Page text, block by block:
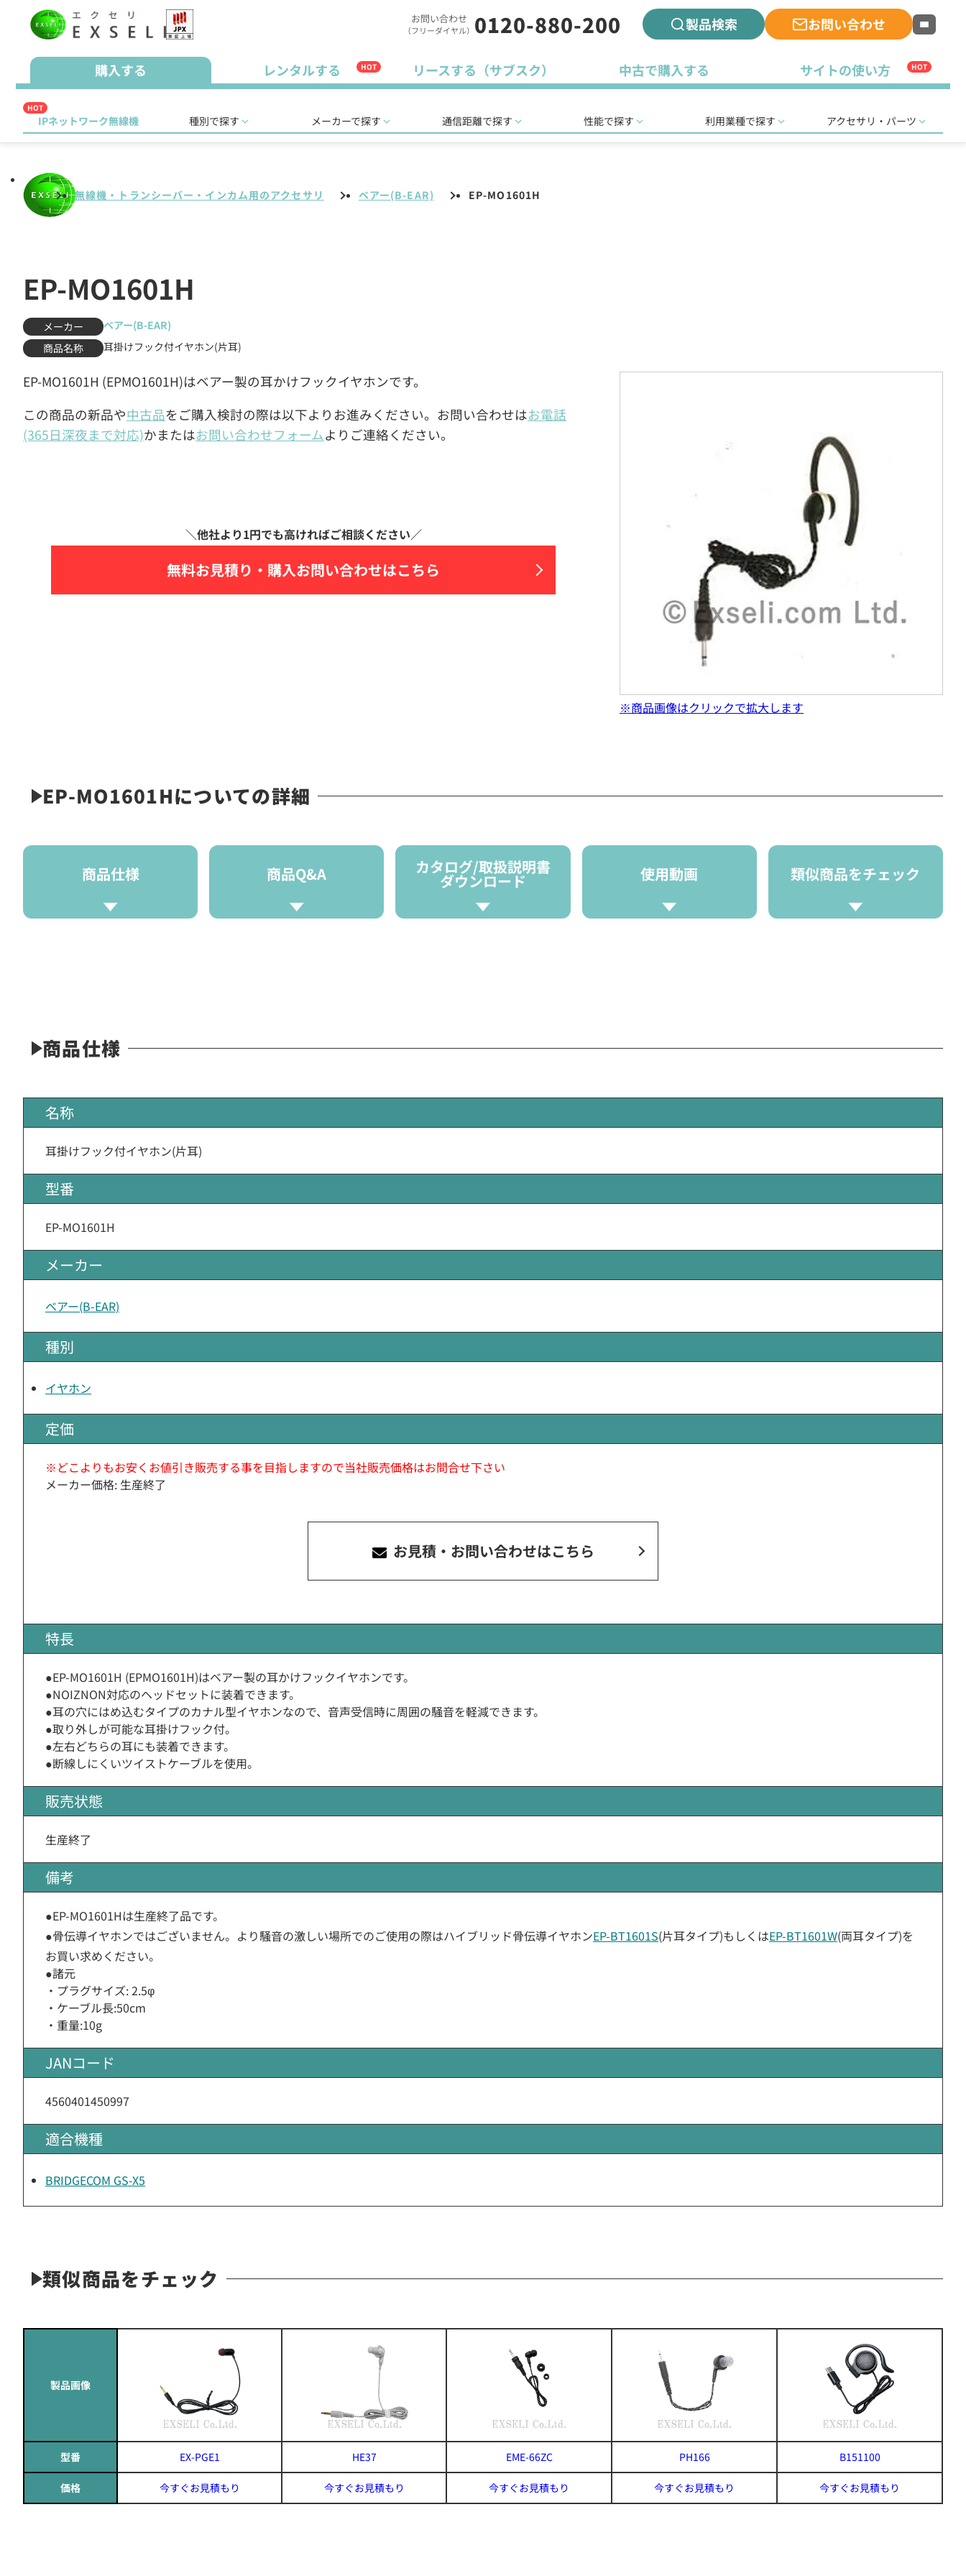
お問い合わせ
（フリーダイヤル） 0120-880-200 製品検索 お問い合わせ
購入する レンタルする HOT リースする（サブスク） 中古で購入する サイトの使い方 HOT
HOT
IPネットワーク無線機 種別で探す メーカーで探す 通信距離で探す 性能で探す 利用業種で探す アクセサリ・パーツ
無線機・トランシーバー・インカム用のアクセサリ ベアー(B-EAR) EP-MO1601H
EP-MO1601H
メーカー
ベアー(B-EAR)
商品名称
耳掛けフック付イヤホン(片耳)
EP-MO1601H (EPMO1601H)はベアー製の耳かけフックイヤホンです。
この商品の新品や中古品をご購入検討の際は以下よりお進みください。お問い合わせはお電話
(365日深夜まで対応)かまたはお問い合わせフォームよりご連絡ください。
無料お見積り・ 購入お問い合わせはこちら
※商品画像はクリックで拡大します
EP-MO1601Hについての詳細
商品仕様 商品Q&A カタログ/取扱説明書
ダウンロード 使用動画 類似商品をチェック
商品仕様
名称
耳掛けフック付イヤホン(片耳)
型番
EP-MO1601H
メーカー
ベアー(B-EAR)
種別
イヤホン
定価
※どこよりもお安くお値引き販売する事を目指しますので当社販売価格はお問合せ下さい
メーカー価格: 生産終了
お見積・お問い合わせはこちら
特長
●EP-MO1601H (EPMO1601H)はベアー製の耳かけフックイヤホンです。
●NOIZNON対応のヘッドセットに装着できます。
●耳の穴にはめ込むタイプのカナル型イヤホンなので、音声受信時に周囲の騒音を軽減できます。
●取り外しが可能な耳掛けフック付。
●左右どちらの耳にも装着できます。
●断線しにくいツイストケーブルを使用。
販売状態
生産終了
備考
●EP-MO1601Hは生産終了品です。
●骨伝導イヤホンではございません。より騒音の激しい場所でのご使用の際はハイブリッド骨伝導イヤホンEP-BT1601S(片耳タイプ)もしくはEP-BT1601W(両耳タイプ)を
お買い求めください。
●諸元
・プラグサイズ: 2.5φ
・ケーブル長:50cm
・重量:10g
JANコード
4560401450997
適合機種
BRIDGECOM GS-X5
類似商品をチェック
製品画像
型番 EX-PGE1 HE37 EME-66ZC PH166 B151100
価格 今すぐお見積もり 今すぐお見積もり 今すぐお見積もり 今すぐお見積もり 今すぐお見積もり